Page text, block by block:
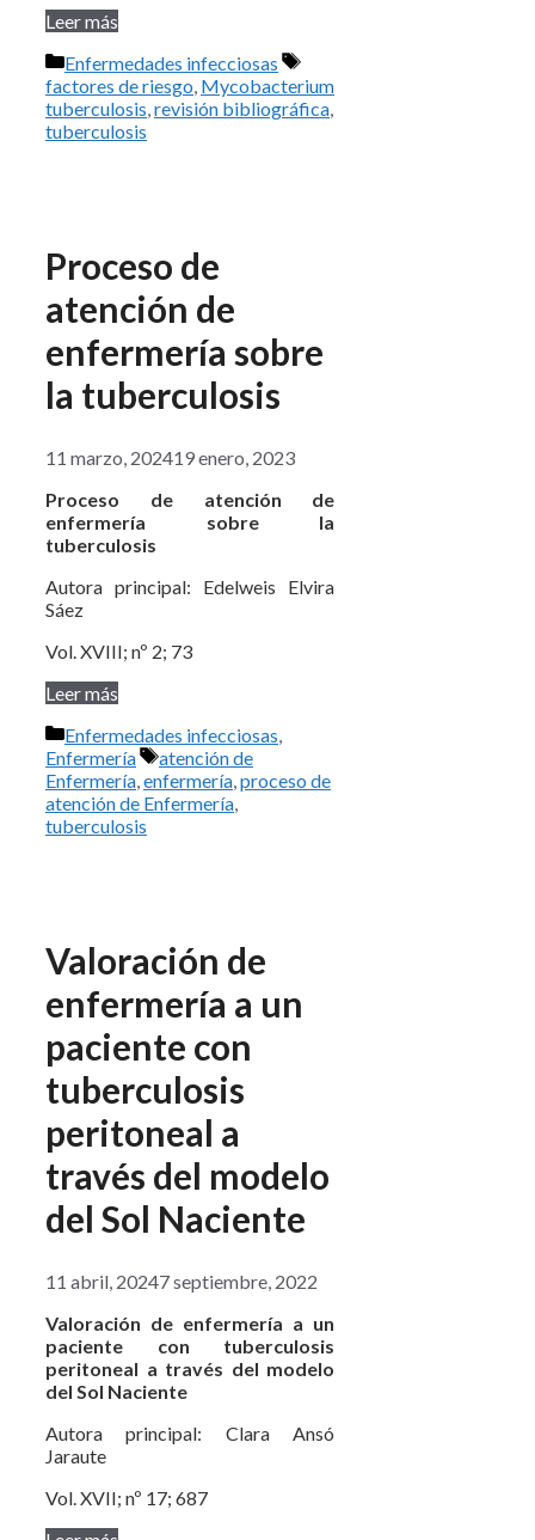
Leer más
Categorías
Enfermedades infecciosas
Etiquetas
factores de riesgo, Mycobacterium
tuberculosis,revisión bibliográfica,
tuberculosis
Proceso de
atención de
enfermería sobre
la tuberculosis
11 marzo, 202419 enero, 2023
Proceso de atención de
enfermería sobre la
tuberculosis
Autora principal: Edelweis Elvira
Sáez
Vol. XVIII; nº 2; 73
Leer más
Categorías
Enfermedades infecciosas,
Enfermería
Etiquetas
atención de
Enfermería,enfermería,proceso de
atención de Enfermería,
tuberculosis
Valoración de
enfermería a un
paciente con
tuberculosis
peritoneal a
través del modelo
del Sol Naciente
11 abril, 20247 septiembre, 2022
Valoración de enfermería a un
paciente con tuberculosis
peritoneal a través del modelo
del Sol Naciente
Autora principal: Clara Ansó
Jaraute
Vol. XVII; nº 17; 687